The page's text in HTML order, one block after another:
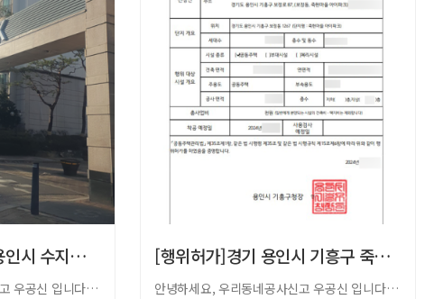
[입주민동의서]경기 용인시 수지구 꽃메마을 …
안녕하세요, 우리동네공사신고 우공신 입니다.​새로운 보금자리를 마련하거나 기존의 …
[행위허가]경기 용인시 기흥구 죽현마을 아이…
안녕하세요, 우리동네공사신고 우공신 입니다. 저희 우공신은 인테리어 공사에 필요…